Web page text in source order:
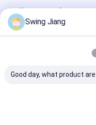
推薦されたプロダクト
Swing Jiang
Good day, what product